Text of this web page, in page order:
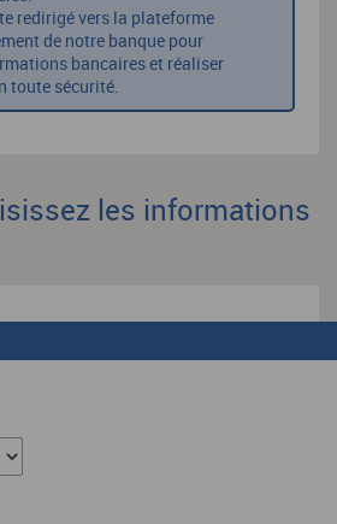
redirigé vers la plateforme
de notre banque pour
bancaires et réaliser
toute sécurité.
les informations